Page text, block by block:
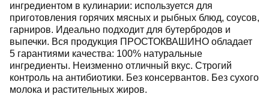
ингредиентом в кулинарии: используется для
приготовления горячих мясных и рыбных блюд, соусов,
гарниров. Идеально подходит для бутербродов и
выпечки. Вся продукция ПРОСТОКВАШИНО обладает
5 гарантиями качества: 100% натуральные
ингредиенты. Неизменно отличный вкус. Строгий
контроль на антибиотики. Без консервантов. Без сухого
молока и растительных жиров.